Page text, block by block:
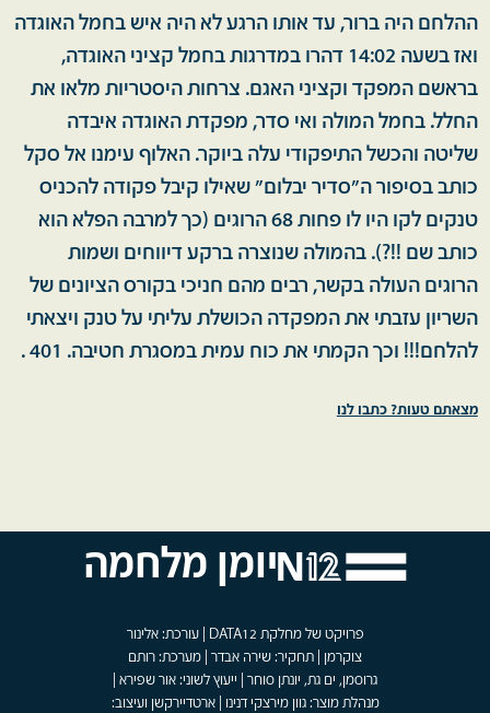
ההלחם היה ברור, עד אותו הרגע לא היה איש בחמל האוגדה
ואז בשעה 14:02 דהרו במדרגות בחמל קציני האוגדה,
בראשם המפקד וקציני האגם. צרחות היסטריות מלאו את
החלל. בחמל המולה ואי סדר, מפקדת האוגדה איבדה
שליטה והכשל התיפקודי עלה ביוקר. האלוף עימנו אל סקל
כותב בסיפור ה״סדיר יבלום״ שאילו קיבל פקודה להכניס
טנקים לקו היו לו פחות 68 הרוגים (כך למרבה הפלא הוא
כותב שם !!?). בהמולה שנוצרה ברקע דיווחים ושמות
הרוגים העולה בקשר, רבים מהם חניכי בקורס הציונים של
השריון עזבתי את המפקדה הכושלת עליתי על טנק ויצאתי
להלחם!!! וכך הקמתי את כוח עמית במסגרת חטיבה. 401 .
מצאתם טעות? כתבו לנו
יומן מלחמה
פרויקט של מחלקת DATA12 | עורכת: אלינור
צוקרמן | תחקיר: שירה אבדר | מערכת: רותם
גרוסמן, ים גת, יונתן סוחר | ייעוץ לשוני: אור שפירא |
מנהלת מוצר: גוון מירצקי דנינו | ארטדיירקשן ועיצוב: